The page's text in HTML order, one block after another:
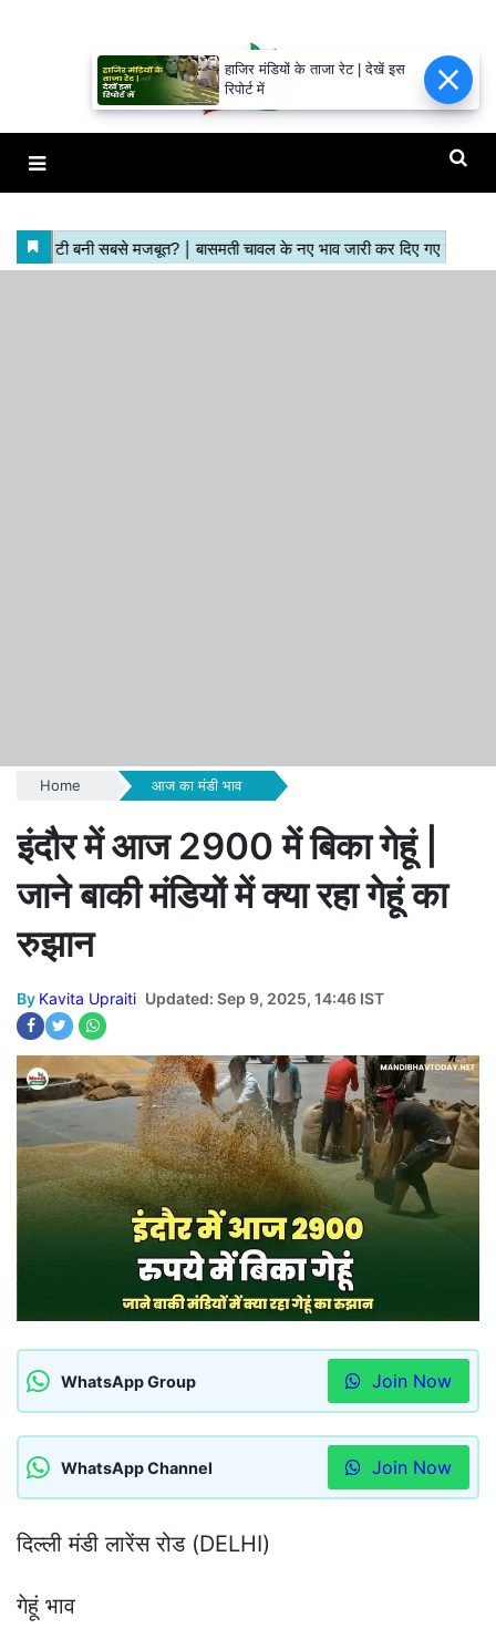
Home आज का मंडी भाव
इंदौर में आज 2900 में बिका गेहूं |
जाने बाकी मंडियों में क्या रहा गेहूं का
रुझान
By Kavita Upraiti Updated: Sep 9, 2025, 14:46 IST
WhatsApp Group Join Now
WhatsApp Channel Join Now
दिल्ली मंडी लारेंस रोड (DELHI)
गेहूं भाव
हाजिर मंडियों के ताजा रेट | देखें इस
रिपोर्ट में